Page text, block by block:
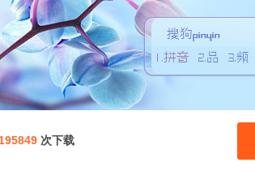
次下载